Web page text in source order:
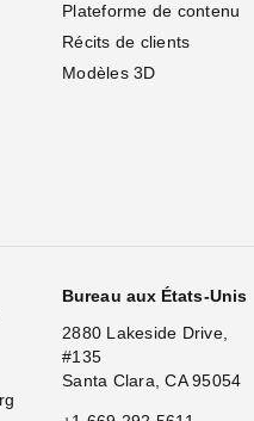
Plateforme de contenu
Récits de clients
Modèles 3D
Bureau aux États-Unis
2880 Lakeside Drive,
#135
Santa Clara, CA 95054